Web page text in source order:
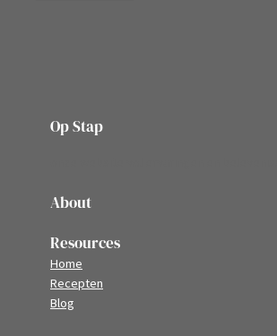
Op Stap
About
Resources
Home
Recepten
Blog